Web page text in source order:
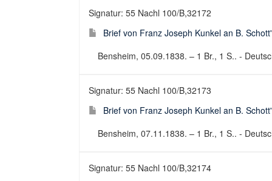
Signatur: 55 Nachl 100/B,32172
Brief von Franz Joseph Kunkel an B.
Bensheim, 05.09.1838. – 1 Br., 1 S.. -
Signatur: 55 Nachl 100/B,32173
Brief von Franz Joseph Kunkel an B.
Bensheim, 07.11.1838. – 1 Br., 1 S.. -
Signatur: 55 Nachl 100/B,32174